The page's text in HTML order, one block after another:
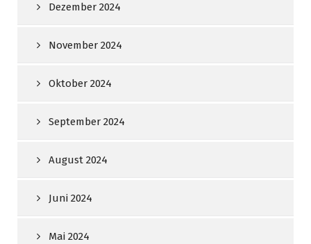
Dezember 2024
November 2024
Oktober 2024
September 2024
August 2024
Juni 2024
Mai 2024